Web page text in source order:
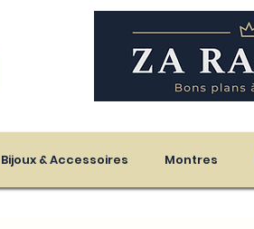
- Martinique
Bijoux & Accessoires Montres